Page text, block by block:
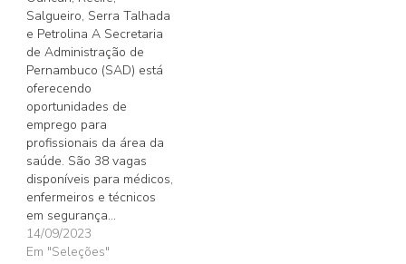
Salgueiro, Serra Talhada
e Petrolina A Secretaria
de Administração de
Pernambuco (SAD) está
oferecendo
oportunidades de
emprego para
profissionais da área da
saúde. São 38 vagas
disponíveis para médicos,
enfermeiros e técnicos
em segurança…
14/09/2023
Em "Seleções"